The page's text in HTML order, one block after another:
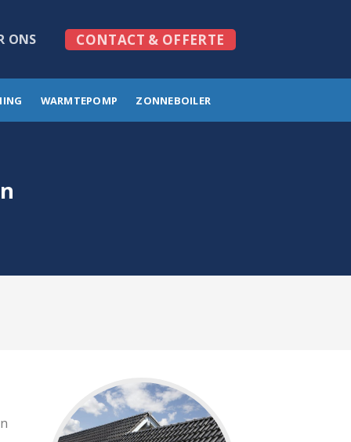
ONS CONTACT & OFFERTE
WARMTEPOMP ZONNEBOILER